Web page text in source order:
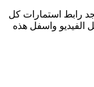
رابط استمارات كل
واسفل هذه